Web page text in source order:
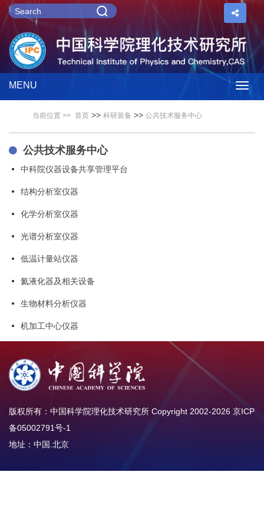
MENU
当前位置 >> 首页 >> 科研装备 >> 公共技术服务中心
公共技术服务中心
中科院仪器设备共享管理平台
结构分析室仪器
化学分析室仪器
光谱分析室仪器
低温计量站仪器
氦液化器及相关设备
生物材料分析仪器
机加工中心仪器
版权所有：中国科学院理化技术研究所 Copyright 2002-2026 京ICP
备05002791号-1
地址：中国.北京